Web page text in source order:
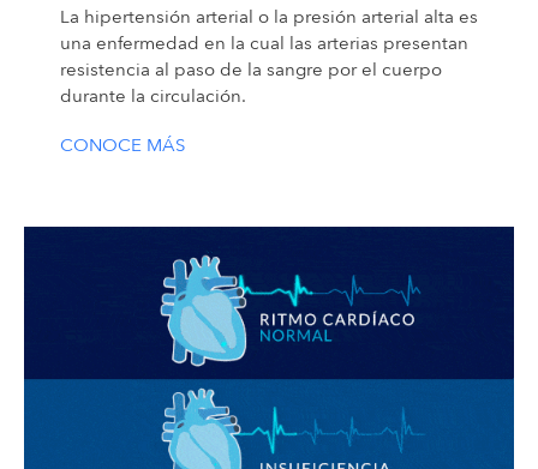
La hipertensión arterial o la presión arterial alta es
una enfermedad en la cual las arterias presentan
resistencia al paso de la sangre por el cuerpo
durante la circulación.
CONOCE MÁS